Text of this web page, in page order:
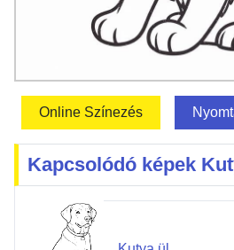
Online Színezés
Kapcsolódó képek